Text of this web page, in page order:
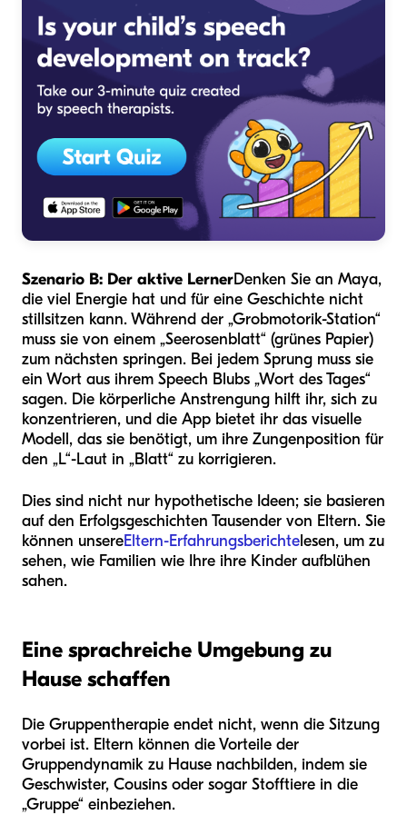
Szenario B: Der aktive LernerDenken Sie an Maya,
die viel Energie hat und für eine Geschichte nicht
stillsitzen kann. Während der „Grobmotorik-Station“
muss sie von einem „Seerosenblatt“ (grünes Papier)
zum nächsten springen. Bei jedem Sprung muss sie
ein Wort aus ihrem Speech Blubs „Wort des Tages“
sagen. Die körperliche Anstrengung hilft ihr, sich zu
konzentrieren, und die App bietet ihr das visuelle
Modell, das sie benötigt, um ihre Zungenposition für
den „L“-Laut in „Blatt“ zu korrigieren.
Dies sind nicht nur hypothetische Ideen; sie basieren
auf den Erfolgsgeschichten Tausender von Eltern. Sie
können unsereEltern-Erfahrungsberichtelesen, um zu
sehen, wie Familien wie Ihre ihre Kinder aufblühen
sahen.
Eine sprachreiche Umgebung zu
Hause schaffen
Die Gruppentherapie endet nicht, wenn die Sitzung
vorbei ist. Eltern können die Vorteile der
Gruppendynamik zu Hause nachbilden, indem sie
Geschwister, Cousins oder sogar Stofftiere in die
„Gruppe“ einbeziehen.